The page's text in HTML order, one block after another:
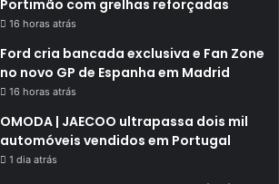
Portimão com grelhas reforçadas
16 horas atrás
Ford cria bancada exclusiva e Fan Zone
no novo GP de Espanha em Madrid
16 horas atrás
OMODA | JAECOO ultrapassa dois mil
automóveis vendidos em Portugal
1 dia atrás